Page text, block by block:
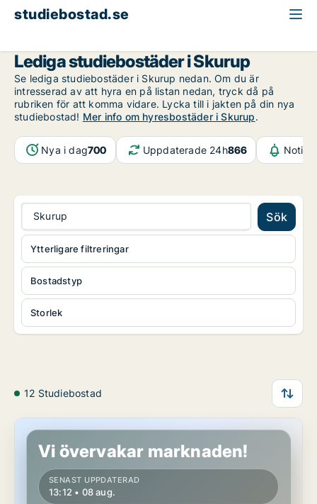
studiebostad.se
Lediga studiebostäder i Skurup
Se lediga studiebostäder i Skurup nedan. Om du är
intresserad av att hyra en på listan nedan, tryck då på
rubriken för att komma vidare. Lycka till i jakten på din nya
studiebostad! Mer info om hyresbostäder i Skurup.
Nya i dag700 Uppdaterade 24h866
Skurup Sök
Bostadstyp
Storlek
Ytterligare filtreringar
12 Studiebostad
Hus i Skurup
Vi övervakar marknaden!
SENAST UPPDATERAD
13:12 • 08 aug.